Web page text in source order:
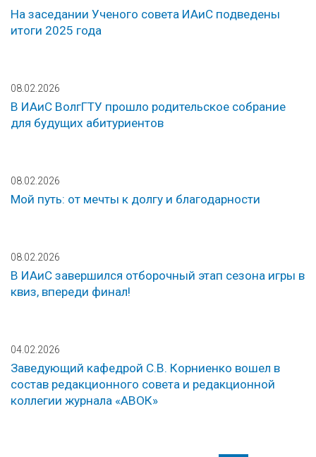
На заседании Ученого совета ИАиС подведены
итоги 2025 года
08.02.2026
В ИАиС ВолгГТУ прошло родительское собрание
для будущих абитуриентов
08.02.2026
Мой путь: от мечты к долгу и благодарности
08.02.2026
В ИАиС завершился отборочный этап сезона игры в
квиз, впереди финал!
04.02.2026
Заведующий кафедрой С.В. Корниенко вошел в
состав редакционного совета и редакционной
коллегии журнала «АВОК»